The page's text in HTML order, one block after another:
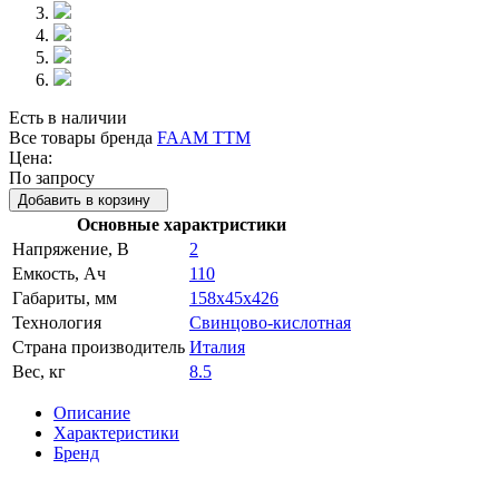
Есть в наличии
Все товары бренда FAAM TTM
Цена:
По запросу
Добавить в корзину
Основные характристики
Напряжение, В
2
Емкость, Ач
110
Габариты, мм
158x45x426
Технология
Свинцово-кислотная
Страна производитель Италия
Вес, кг
8.5
Описание
Характеристики
Бренд